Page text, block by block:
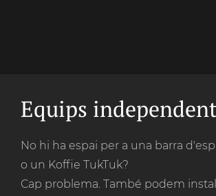
Equips
No hi ha espai per a una barra
o un Koffie TukTuk?
Cap problema. També podem